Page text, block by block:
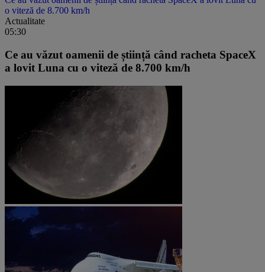
o viteză de 8.700 km/h
Actualitate
05:30
Ce au văzut oamenii de știință când racheta SpaceX
a lovit Luna cu o viteză de 8.700 km/h